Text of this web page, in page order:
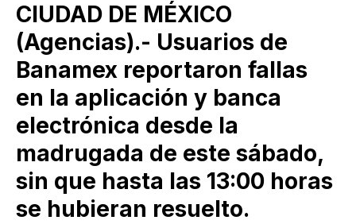
CIUDAD DE MÉXICO
(Agencias).- Usuarios de
Banamex reportaron fallas
en la aplicación y banca
electrónica desde la
madrugada de este sábado,
sin que hasta las 13:00 horas
se hubieran resuelto.